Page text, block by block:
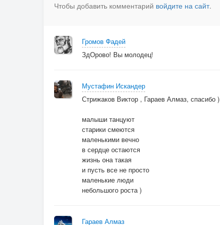
Чтобы добавить комментарий войдите на сайт.
Громов Фадей
ЗдОрово! Вы молодец!
Мустафин Искандер
Стрижаков Виктор , Гараев Алмаз, спасибо )
малыши танцуют
старики смеются
маленькими вечно
в сердце остаются
жизнь она такая
и пусть все не просто
маленькие люди
небольшого роста )
Гараев Алмаз